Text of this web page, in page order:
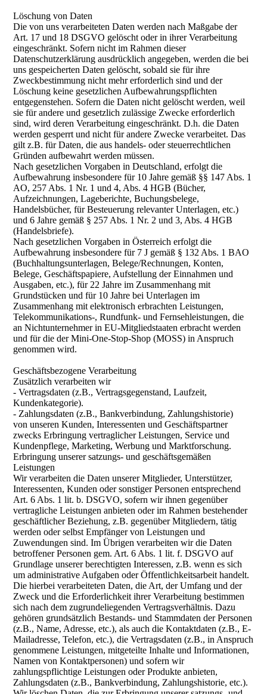
Löschung von Daten
Die von uns verarbeiteten Daten werden nach Maßgabe der
Art. 17 und 18 DSGVO gelöscht oder in ihrer Verarbeitung
eingeschränkt. Sofern nicht im Rahmen dieser
Datenschutzerklärung ausdrücklich angegeben, werden die bei
uns gespeicherten Daten gelöscht, sobald sie für ihre
Zweckbestimmung nicht mehr erforderlich sind und der
Löschung keine gesetzlichen Aufbewahrungspflichten
entgegenstehen. Sofern die Daten nicht gelöscht werden, weil
sie für andere und gesetzlich zulässige Zwecke erforderlich
sind, wird deren Verarbeitung eingeschränkt. D.h. die Daten
werden gesperrt und nicht für andere Zwecke verarbeitet. Das
gilt z.B. für Daten, die aus handels- oder steuerrechtlichen
Gründen aufbewahrt werden müssen.
Nach gesetzlichen Vorgaben in Deutschland, erfolgt die
Aufbewahrung insbesondere für 10 Jahre gemäß §§ 147 Abs. 1
AO, 257 Abs. 1 Nr. 1 und 4, Abs. 4 HGB (Bücher,
Aufzeichnungen, Lageberichte, Buchungsbelege,
Handelsbücher, für Besteuerung relevanter Unterlagen, etc.)
und 6 Jahre gemäß § 257 Abs. 1 Nr. 2 und 3, Abs. 4 HGB
(Handelsbriefe).
Nach gesetzlichen Vorgaben in Österreich erfolgt die
Aufbewahrung insbesondere für 7 J gemäß § 132 Abs. 1 BAO
(Buchhaltungsunterlagen, Belege/Rechnungen, Konten,
Belege, Geschäftspapiere, Aufstellung der Einnahmen und
Ausgaben, etc.), für 22 Jahre im Zusammenhang mit
Grundstücken und für 10 Jahre bei Unterlagen im
Zusammenhang mit elektronisch erbrachten Leistungen,
Telekommunikations-, Rundfunk- und Fernsehleistungen, die
an Nichtunternehmer in EU-Mitgliedstaaten erbracht werden
und für die der Mini-One-Stop-Shop (MOSS) in Anspruch
genommen wird.
Geschäftsbezogene Verarbeitung
Zusätzlich verarbeiten wir
- Vertragsdaten (z.B., Vertragsgegenstand, Laufzeit,
Kundenkategorie).
- Zahlungsdaten (z.B., Bankverbindung, Zahlungshistorie)
von unseren Kunden, Interessenten und Geschäftspartner
zwecks Erbringung vertraglicher Leistungen, Service und
Kundenpflege, Marketing, Werbung und Marktforschung.
Erbringung unserer satzungs- und geschäftsgemäßen
Leistungen
Wir verarbeiten die Daten unserer Mitglieder, Unterstützer,
Interessenten, Kunden oder sonstiger Personen entsprechend
Art. 6 Abs. 1 lit. b. DSGVO, sofern wir ihnen gegenüber
vertragliche Leistungen anbieten oder im Rahmen bestehender
geschäftlicher Beziehung, z.B. gegenüber Mitgliedern, tätig
werden oder selbst Empfänger von Leistungen und
Zuwendungen sind. Im Übrigen verarbeiten wir die Daten
betroffener Personen gem. Art. 6 Abs. 1 lit. f. DSGVO auf
Grundlage unserer berechtigten Interessen, z.B. wenn es sich
um administrative Aufgaben oder Öffentlichkeitsarbeit handelt.
Die hierbei verarbeiteten Daten, die Art, der Umfang und der
Zweck und die Erforderlichkeit ihrer Verarbeitung bestimmen
sich nach dem zugrundeliegenden Vertragsverhältnis. Dazu
gehören grundsätzlich Bestands- und Stammdaten der Personen
(z.B., Name, Adresse, etc.), als auch die Kontaktdaten (z.B., E-
Mailadresse, Telefon, etc.), die Vertragsdaten (z.B., in Anspruch
genommene Leistungen, mitgeteilte Inhalte und Informationen,
Namen von Kontaktpersonen) und sofern wir
zahlungspflichtige Leistungen oder Produkte anbieten,
Zahlungsdaten (z.B., Bankverbindung, Zahlungshistorie, etc.).